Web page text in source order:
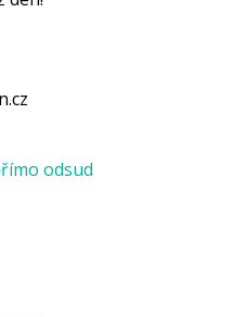
odsud